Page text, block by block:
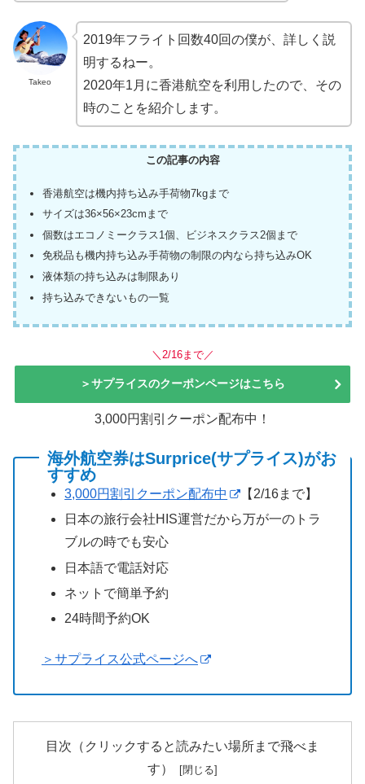
Takeo
2019年フライト回数40回の僕が、詳しく説
明するねー。
2020年1月に香港航空を利用したので、その
時のことを紹介します。
この記事の内容
香港航空は機内持ち込み手荷物7kgまで
サイズは36×56×23cmまで
個数はエコノミークラス1個、ビジネスクラス2個まで
免税品も機内持ち込み手荷物の制限の内なら持ち込みOK
液体類の持ち込みは制限あり
持ち込みできないもの一覧
＼2/16まで／
＞サプライスのクーポンページはこちら
3,000円割引クーポン配布中！
海外航空券はSurprice(サプライス)がお
すすめ
3,000円割引クーポン配布中
【2/16まで】
日本の旅行会社HIS運営だから万が一のトラ
ブルの時でも安心
日本語で電話対応
ネットで簡単予約
24時間予約OK
＞サプライス公式ページへ
目次（クリックすると読みたい場所まで飛べま
す）